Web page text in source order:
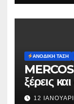
ΑΝΟΔΙΚΉ ΤΆΣΗ
ξέρεις
12